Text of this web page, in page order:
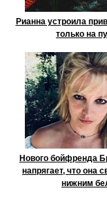
Рианна устроила
только на
Нового бойфренда
напрягает, что она
нижним